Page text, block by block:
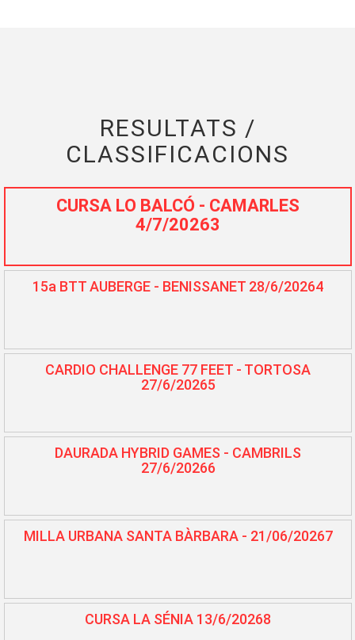
RESULTATS /
CLASSIFICACIONS
CURSA LO BALCÓ - CAMARLES
4/7/20263
15a BTT AUBERGE - BENISSANET 28/6/20264
CARDIO CHALLENGE 77 FEET - TORTOSA
27/6/20265
DAURADA HYBRID GAMES - CAMBRILS
27/6/20266
MILLA URBANA SANTA BÀRBARA - 21/06/20267
CURSA LA SÉNIA 13/6/20268